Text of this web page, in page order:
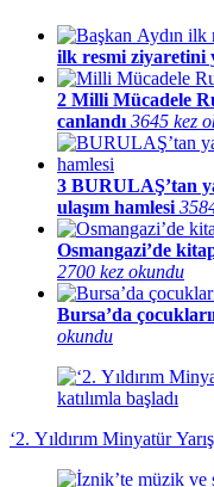
ilk resmi ziyaretini
2 Milli Mücadele
canlandı 3645 kez
3 BURULAŞ’tan
ulaşım hamlesi
Osmangazi’de
2700 kez okundu
Bursa’da
okundu
‘2. Yıldırım Minyatür